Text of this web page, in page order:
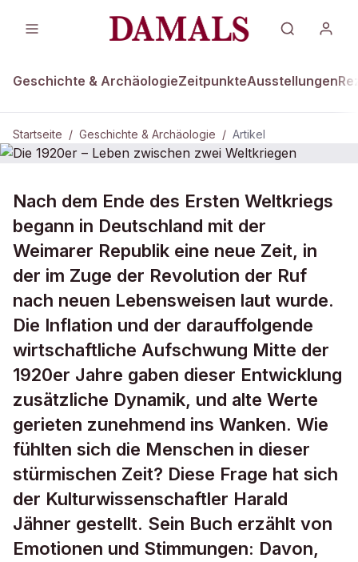
Geschichte & ArchäologieZeitpunkteAusstellungen
Startseite / Geschichte & Archäologie / Artikel
Die 1920er – Leben zwischen zwei
Weltkriegen
Nach dem Ende des Ersten Weltkriegs
begann in Deutschland mit der
Weimarer Republik eine neue Zeit, in
der im Zuge der Revolution der Ruf
nach neuen Lebensweisen laut wurde.
Die Inflation und der darauffolgende
wirtschaftliche Aufschwung Mitte der
1920er Jahre gaben dieser Entwicklung
zusätzliche Dynamik, und alte Werte
gerieten zunehmend ins Wanken. Wie
fühlten sich die Menschen in dieser
stürmischen Zeit? Diese Frage hat sich
der Kulturwissenschaftler Harald
Jähner gestellt. Sein Buch erzählt von
Emotionen und Stimmungen: Davon,